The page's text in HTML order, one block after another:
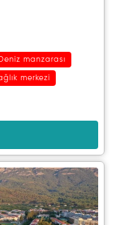
manzarası
merkezi